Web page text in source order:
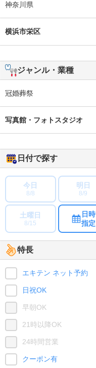
神奈川県
横浜市栄区
ジャンル・業種
冠婚葬祭
写真館・フォトスタジオ
日付で探す
今日
8/8
明日
8/9
土曜日
8/15
日時
指定
特長
エキテン ネット予約
日祝OK
早朝OK
21時以降OK
24時間営業
クーポン有